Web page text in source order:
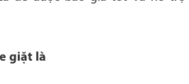
giặt là